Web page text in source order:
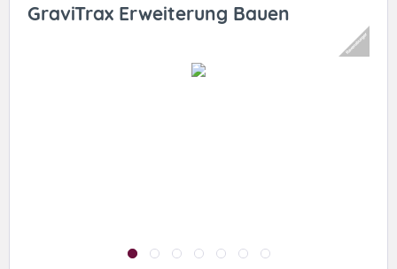
GraviTrax Erweiterung Bauen